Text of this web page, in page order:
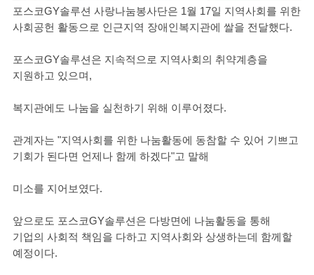
포스코GY솔루션 사랑나눔봉사단은 1월 17일 지역사회를 위한
사회공헌 활동으로 인근지역 장애인복지관에 쌀을 전달했다.
포스코GY솔루션은 지속적으로 지역사회의 취약계층을
지원하고 있으며,
복지관에도 나눔을 실천하기 위해 이루어졌다.
관계자는 "지역사회를 위한 나눔활동에 동참할 수 있어 기쁘고
기회가 된다면 언제나 함께 하겠다"고 말해
미소를 지어보였다.
앞으로도 포스코GY솔루션은 다방면에 나눔활동을 통해
기업의 사회적 책임을 다하고 지역사회와 상생하는데 함께할
예정이다.